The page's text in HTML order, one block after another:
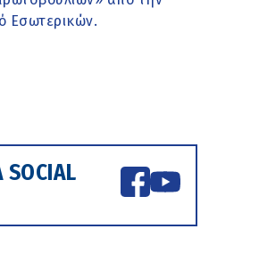
Εσωτερικών.